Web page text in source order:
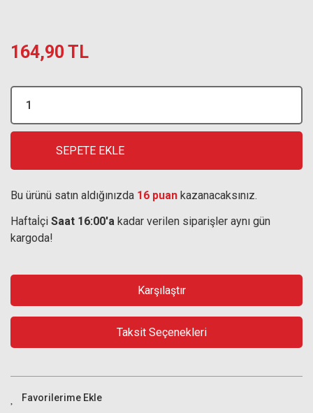
164,90 TL
SEPETE EKLE
Bu ürünü satın aldığınızda 16 puan kazanacaksınız.
Haftaİçi Saat 16:00'a kadar verilen siparişler aynı gün
kargoda!
Karşılaştır
Taksit Seçenekleri